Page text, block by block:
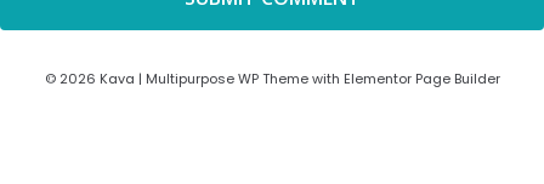
© 2026 Kava | Multipurpose WP Theme with Elementor Page Builder